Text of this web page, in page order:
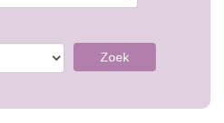
Zoek